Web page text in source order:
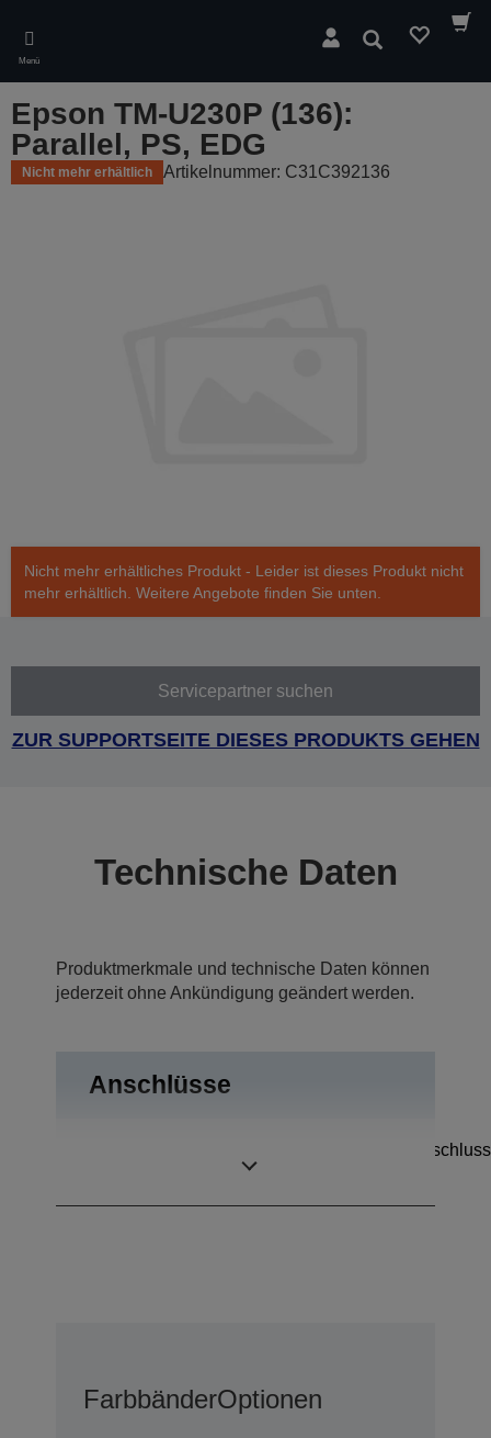
main
content
Menü
Suchen
Epson TM-U230P (136):
Parallel, PS, EDG
Nicht mehr erhältlich Artikelnummer: C31C392136
Nicht mehr erhältliches Produkt - Leider ist dieses Produkt nicht
mehr erhältlich. Weitere Angebote finden Sie unten.
Servicepartner suchen
ZUR SUPPORTSEITE DIESES PRODUKTS GEHEN
Technische Daten
Produktmerkmale und technische Daten können
jederzeit ohne Ankündigung geändert werden.
Anschlüsse
FarbbänderOptionen